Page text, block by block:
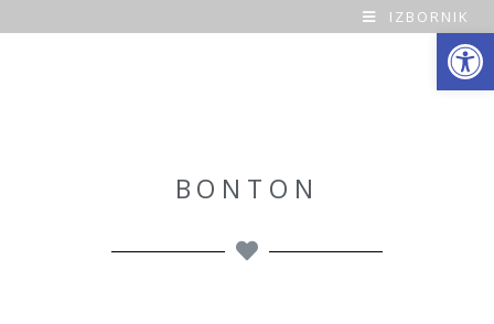
Open toolbar
O
IZBORNIK
BONTON